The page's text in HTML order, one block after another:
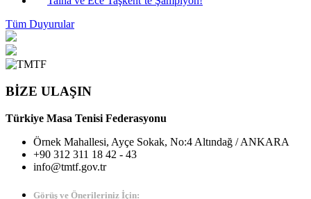
Tüm Duyurular
BİZE ULAŞIN
Türkiye Masa Tenisi Federasyonu
Örnek Mahallesi, Ayçe Sokak, No:4 Altındağ / ANKARA
+90 312 311 18 42 - 43
info@tmtf.gov.tr
Görüş ve Önerileriniz İçin: